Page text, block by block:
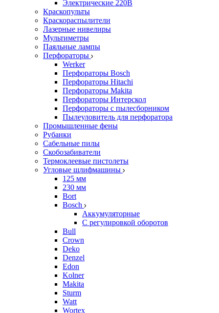
Электрические 220В
Краскопульты
Краскораспылители
Лазерные нивелиры
Мультиметры
Паяльные лампы
Перфораторы
Werker
Перфораторы Bosch
Перфораторы Hitachi
Перфораторы Makita
Перфораторы Интерскол
Перфораторы с пылесборником
Пылеуловитель для перфоратора
Промышленные фены
Рубанки
Сабельные пилы
Скобозабиватели
Термоклеевые пистолеты
Угловые шлифмашины
125 мм
230 мм
Bort
Bosch
Аккумуляторные
С регулировкой оборотов
Bull
Crown
Deko
Denzel
Edon
Kolner
Makita
Sturm
Watt
Wortex